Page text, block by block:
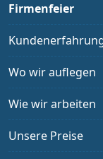
Firmenfeier
Wo wir auflegen
Wie wir arbeiten
Unsere Preise